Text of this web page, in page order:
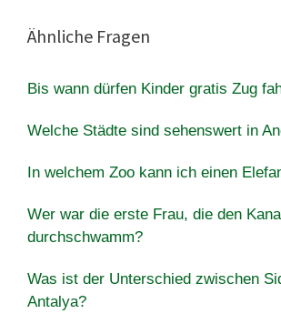
Ähnliche Fragen
Bis wann dürfen Kinder gratis Zug
Welche Städte sind sehenswert in
In welchem ​​Zoo kann ich einen
Wer war die erste Frau, die den
durchschwamm?
Was ist der Unterschied zwischen
Antalya?